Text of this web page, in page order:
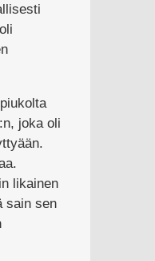
joka oli
likainen
sain sen